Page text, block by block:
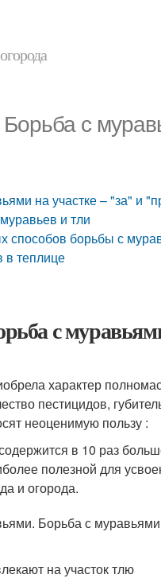
с
на участке – "за" и
и тли
способов борьбы с
в теплице
с
характер
пестицидов,
неоценимую пользу :
в 10 раз
полезной для
и огорода.
на участок тлю